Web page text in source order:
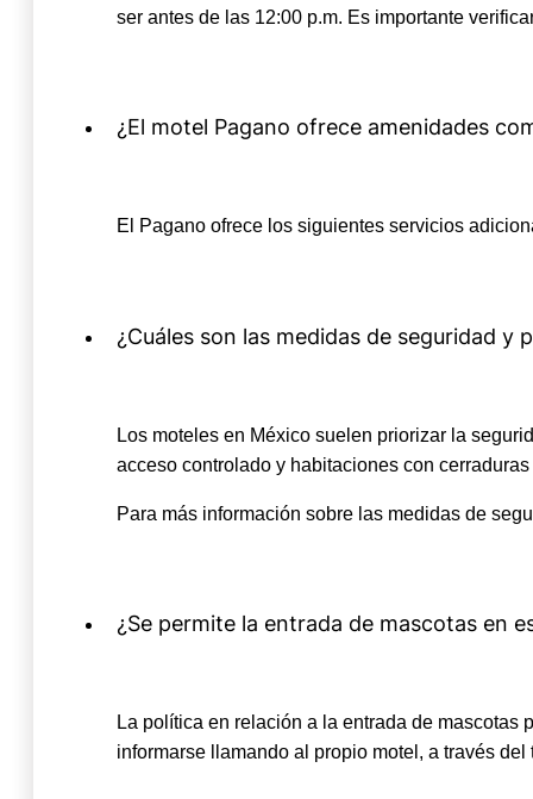
ser antes de las 12:00 p.m. Es importante
¿El motel Pagano ofrece amenidades
El Pagano ofrece los siguientes servicios
¿Cuáles son las medidas de seguridad y
Los moteles en México suelen priorizar la
acceso controlado y habitaciones con
Para más información sobre las medidas de
¿Se permite la entrada de mascotas en
La política en relación a la entrada de
informarse llamando al propio motel, a través